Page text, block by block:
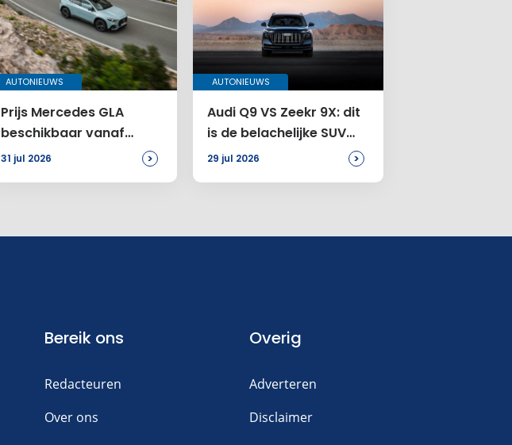
AUTONIEUWS
Prijs Mercedes GLA
beschikbaar vanaf
46.899 euro
31 jul 2026 >
AUTONIEUWS
Audi Q9 VS Zeekr 9X: dit
is de belachelijke SUV
voor jou
29 jul 2026 >
Bereik ons
Redacteuren
Over ons
Overig
Adverteren
Disclaimer